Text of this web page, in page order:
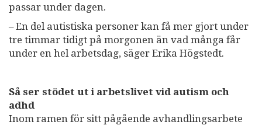
passar under dagen.
– En del autistiska personer kan få mer gjort under
tre timmar tidigt på morgonen än vad många får
under en hel arbetsdag, säger Erika Högstedt.
Så ser stödet ut i arbetslivet vid autism och
adhd
Inom ramen för sitt pågående avhandlingsarbete